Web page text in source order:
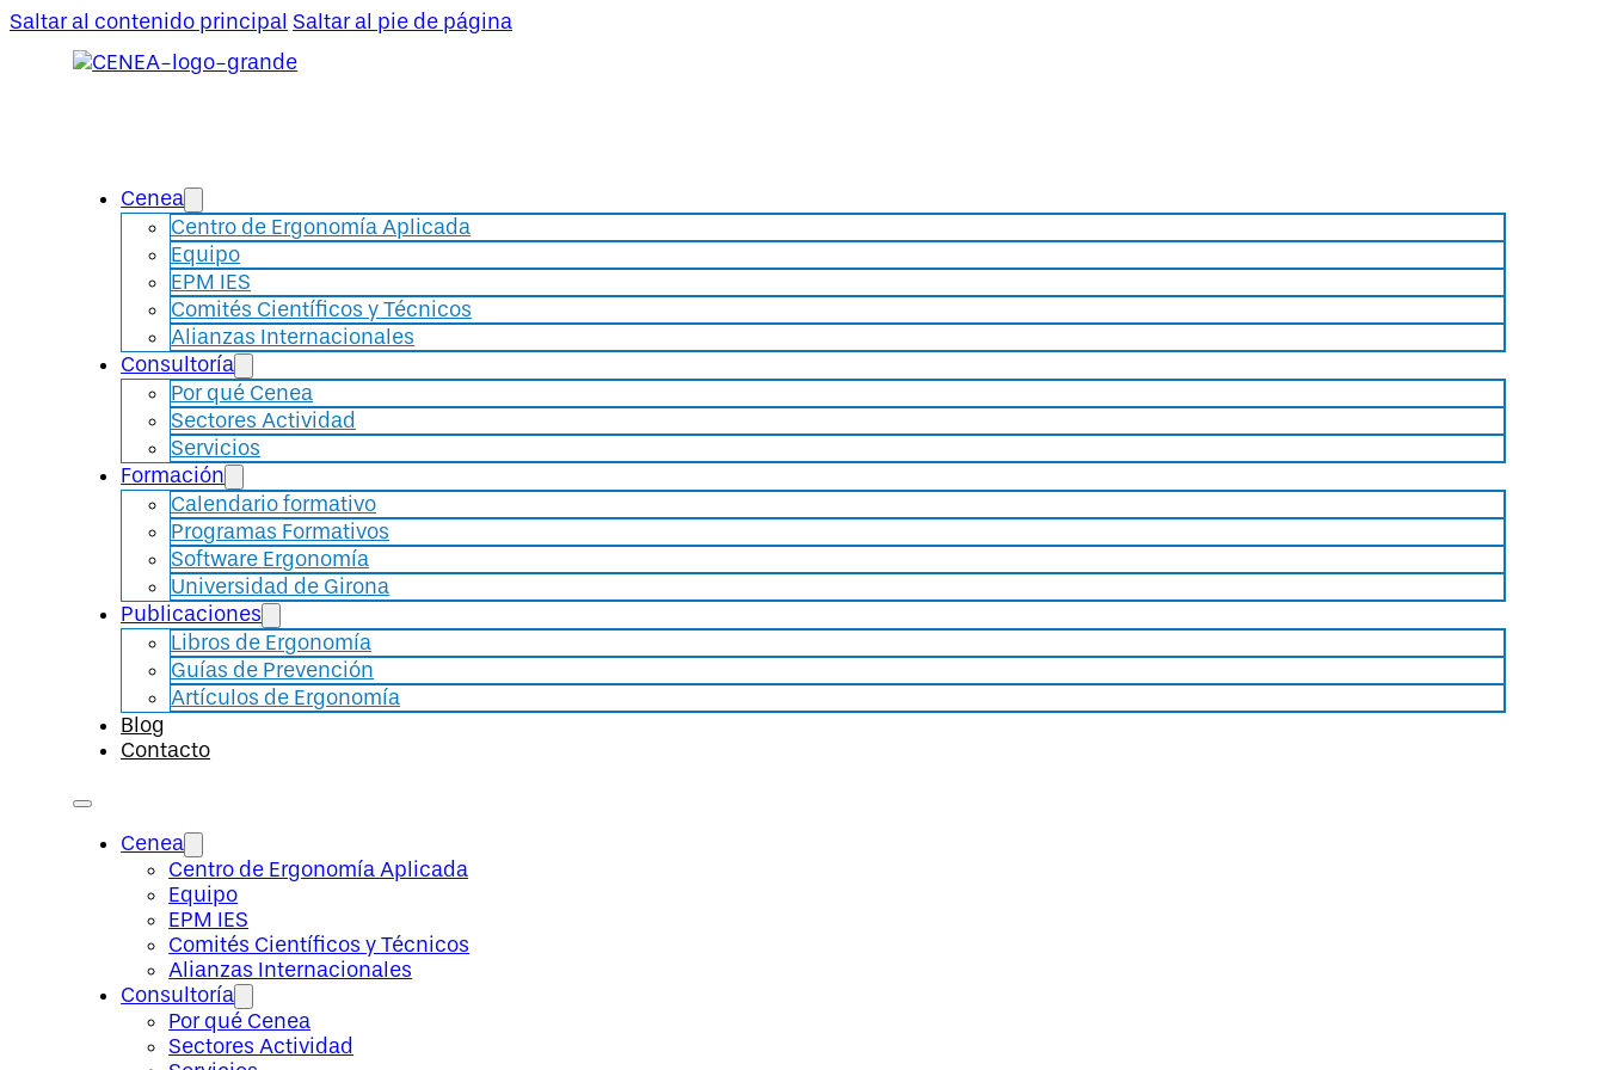
Saltar al contenido principal Saltar al pie de página
Cenea
Centro de Ergonomía Aplicada
Equipo
EPM IES
Comités Científicos y Técnicos
Alianzas Internacionales
Consultoría
Por qué Cenea
Sectores Actividad
Servicios
Formación
Calendario formativo
Programas Formativos
Software Ergonomía
Universidad de Girona
Publicaciones
Libros de Ergonomía
Guías de Prevención
Artículos de Ergonomía
Blog
Contacto
Cenea
Centro de Ergonomía Aplicada
Equipo
EPM IES
Comités Científicos y Técnicos
Alianzas Internacionales
Consultoría
Por qué Cenea
Sectores Actividad